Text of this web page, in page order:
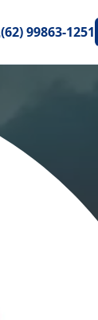
(62) 99863-1251